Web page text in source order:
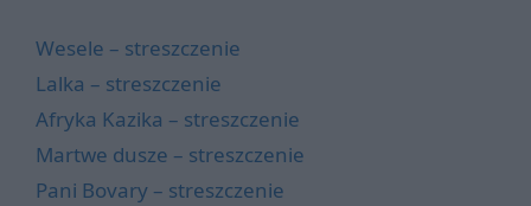
Wesele – streszczenie
Lalka – streszczenie
Afryka Kazika – streszczenie
Martwe dusze – streszczenie
Pani Bovary – streszczenie